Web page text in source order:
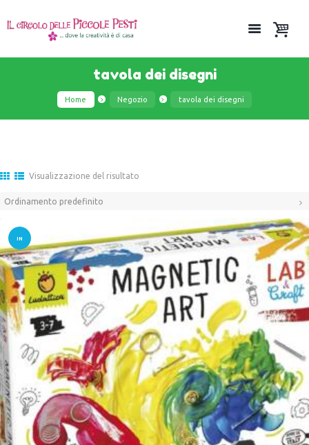
tavola dei disegni
Home Negozio tavola dei disegni
Visualizzazione del risultato
IN
OFFER
TA!